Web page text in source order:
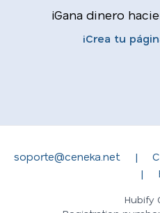
¡Gana dinero
¡Crea tu
soporte@ceneka.net |
|
Hubify